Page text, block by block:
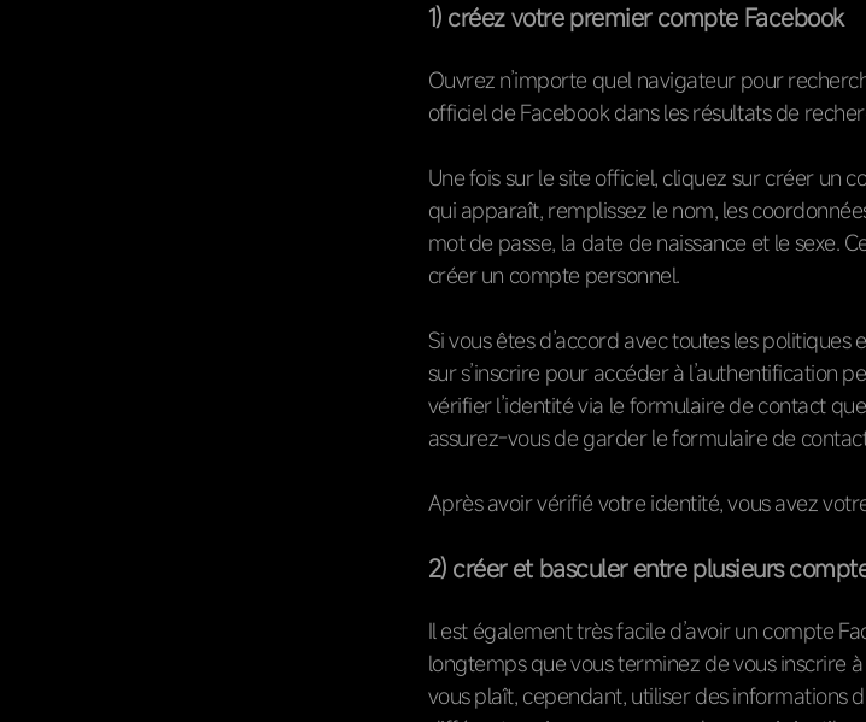
1) créez votre premier compte Facebook
Ouvrez n’importe quel navigateur pour
officiel de Facebook dans les résultats de
Une fois sur le site officiel, cliquez sur créer un
qui apparaît, remplissez le nom, les
mot de passe, la date de naissance et le sexe.
créer un compte personnel.
Si vous êtes d’accord avec toutes les
sur s’inscrire pour accéder à l’authentification
vérifier l’identité via le formulaire de contact
assurez-vous de garder le formulaire de
Après avoir vérifié votre identité, vous avez
2) créer et basculer entre plusieurs
Il est également très facile d’avoir un compte
longtemps que vous terminez de vous inscrire
vous plaît, cependant, utiliser des informations